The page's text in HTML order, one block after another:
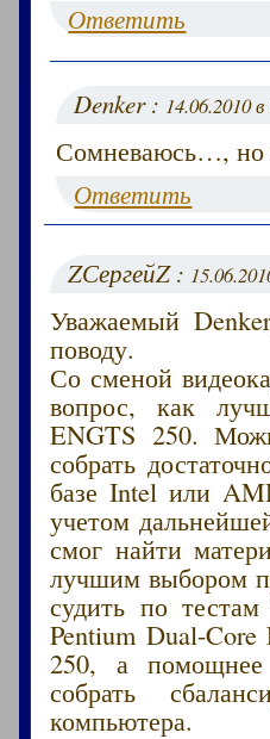
Ответить
Denker : 14.06.2010
Сомневаюсь…, но
Ответить
ZСергейZ :
Уважаемый
поводу.
Со сменой
вопрос, как
ENGTS 250.
собрать
базе Intel или
учетом
смог найти
лучшим выбором
судить по
Pentium Dual-
250, а помощнее
собрать
компьютера.